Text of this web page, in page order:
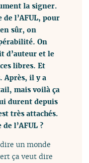
la signer.
l’AFUL, pour
sûr, on
On
d’auteur et le
libres. Et
Après, il y a
mais voilà ça
durent depuis
très attachés.
l’AFUL ?
un monde
ça veut dire